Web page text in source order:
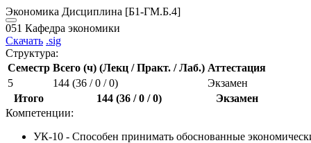
Экономика Дисциплина [Б1-ГМ.Б.4]
051 Кафедра экономики
Скачать .sig
Структура:
Семестр Всего (ч) (Лекц / Практ. / Лаб.) Аттестация
5
144 (36 / 0 / 0)
Экзамен
Итого
144 (36 / 0 / 0)
Экзамен
Компетенции:
УК-10 - Способен принимать обоснованные